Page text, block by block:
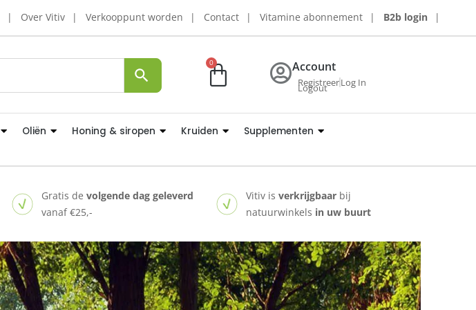
Over Vitiv Verkooppunt worden Contact Vitamine abonnement B2b login
0 Account
RegistreerLog In
Logout
Oliën Honing & siropen Kruiden Supplementen
Gratis devolgende dag geleverd
vanaf €25,-
Vitiv isverkrijgbaar bij
natuurwinkels in uw buurt